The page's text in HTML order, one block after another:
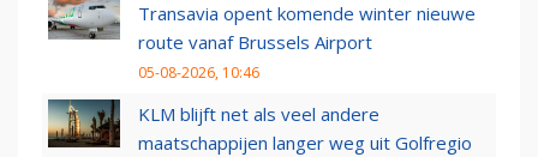
Transavia opent komende winter nieuwe
route vanaf Brussels Airport
05-08-2026, 10:46
KLM blijft net als veel andere
maatschappijen langer weg uit Golfregio